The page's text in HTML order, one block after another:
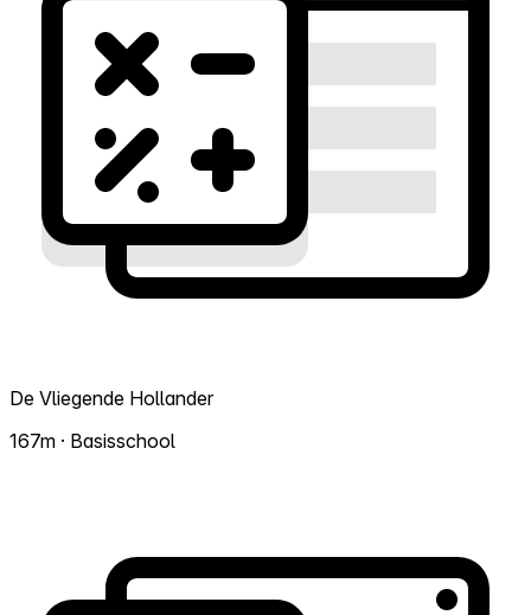
De Vliegende Hollander
167m · Basisschool